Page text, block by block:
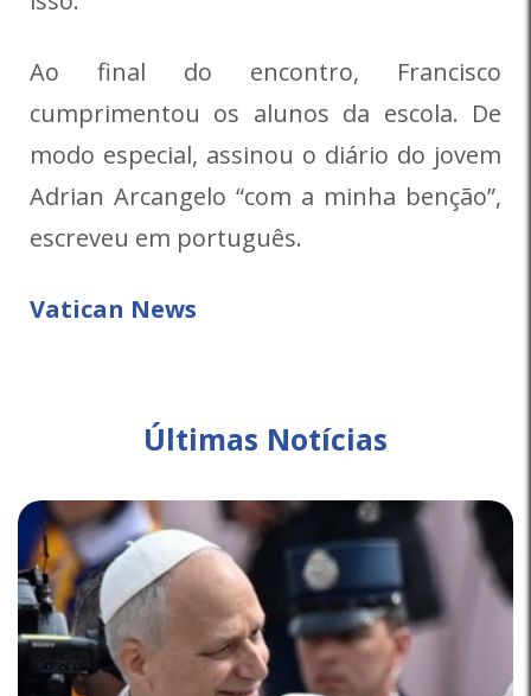
Ao final do encontro, Francisco
cumprimentou os alunos da escola. De
modo especial, assinou o diário do jovem
Adrian Arcangelo “com a minha benção”,
escreveu em português.
Vatican News
Últimas Notícias